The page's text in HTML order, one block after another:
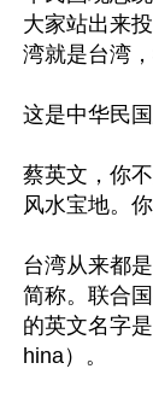
大家站出来
湾就是台湾
这是中华民
蔡英文，你
风水宝地。
台湾从来都
简称。联合
的英文名字
hina）。